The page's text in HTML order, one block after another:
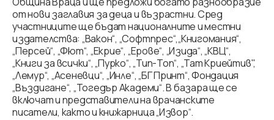
от нови заглавия за деца и възрастни. Сред
участниците ще бъдат националните и местни
издателства: „Вакон“, „Софтпрес“,„Книгомания“,
„Персей“, „Фют“, „Екрие“, „Ерове“, „Изида“, „КВЦ“,
„Книги за всички“, „Пурко“, „Тип-Топ“, „Тат Криейтив",
„Лемур“, „Асеневци“, „Инле“, „БГ Принт“, Фондация
„Въздигане“, „Тогедър Академи“. В базара ще се
включат и представители на врачанските
писатели, както и книжарница „Извор“.